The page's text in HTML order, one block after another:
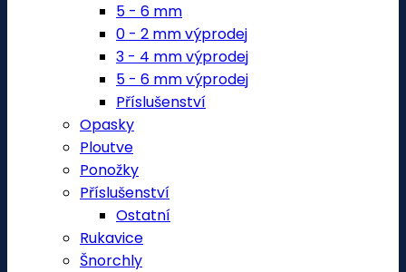
5 - 6 mm
0 - 2 mm výprodej
3 - 4 mm výprodej
5 - 6 mm výprodej
Příslušenství
Opasky
Ploutve
Ponožky
Příslušenství
Ostatní
Rukavice
Šnorchly